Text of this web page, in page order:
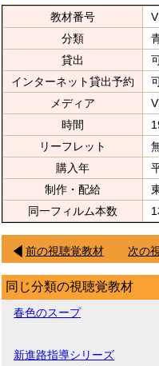
教材番号
分類
貸出
インターネット貸出予約
メディア
時間
リーフレット
購入年
制作・配給
同一フィルム本数
前の視聴覚教材 次の
同じ分類の視聴覚教材
春色のスープ
新進路指導シリーズ